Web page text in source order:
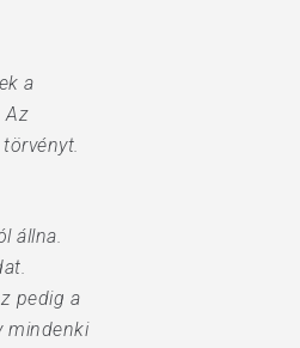
a
Az
állna.
pedig a
mindenki